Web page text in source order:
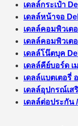
เดลล์กระเป๋า
เดลล์หน้าจอ
เดลล์คอมพิวเต
เดลล์คอมพิวเต
เดลล์โน๊ตบุค
เดลล์คีย์บอร์ด
เดลล์แบตเตอรี่
เดลล์อุปกรณ์เส
เดลล์ต่อประกัน